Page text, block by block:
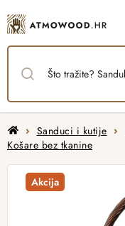
to
content
HomeSanduci i kutije
Košare bez tkanine
Akcija